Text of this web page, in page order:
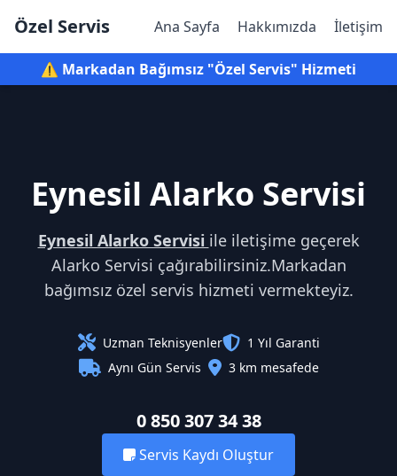
Özel Servis Ana Sayfa Hakkımızda İletişim
⚠️ Markadan Bağımsız "Özel Servis" Hizmeti
Eynesil Alarko Servisi
Eynesil Alarko Servisi ile iletişime geçerek
Alarko Servisi çağırabilirsiniz.Markadan
bağımsız özel servis hizmeti vermekteyiz.
Uzman Teknisyenler
1 Yıl Garanti
Aynı Gün Servis
3 km mesafede
0 850 307 34 38
Servis Kaydı Oluştur